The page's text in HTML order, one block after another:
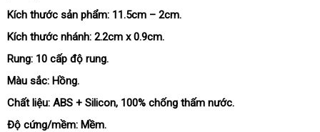
Kích thước sản phẩm: 11.5cm – 2cm.
Kích thước nhánh: 2.2cm x 0.9cm.
Rung: 10 cấp độ rung.
Màu sắc: Hồng.
Chất liệu: ABS + Siliconnơi
, 100% chống thấm nước.
Độ cứng/mềm: Mềm.